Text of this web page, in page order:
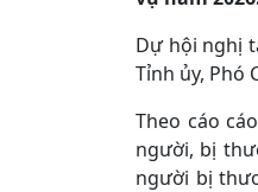
Dự hội nghị
Tỉnh ủy, Phó
Theo cáo
người, bị
người bị